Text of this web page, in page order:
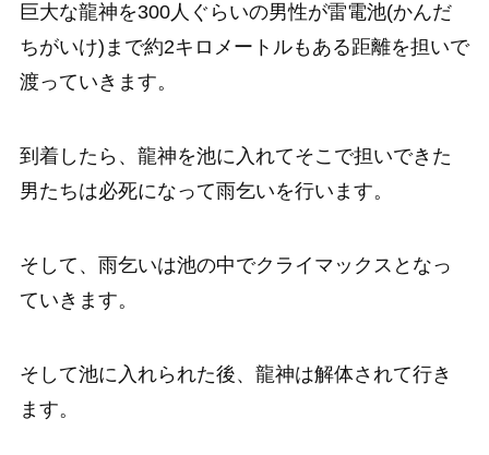
巨大な龍神を300人ぐらいの男性が雷電池(かんだ
ちがいけ)まで約2キロメートルもある距離を担いで
渡っていきます。
到着したら、龍神を池に入れてそこで担いできた
男たちは必死になって雨乞いを行います。
そして、雨乞いは池の中でクライマックスとなっ
ていきます。
そして池に入れられた後、龍神は解体されて行き
ます。